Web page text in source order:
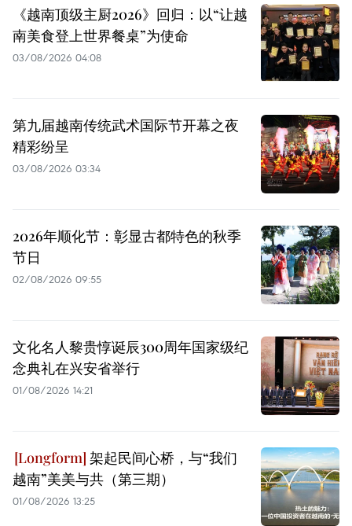
《越南顶级主厨2026》回归：以“让越
南美食登上世界餐桌”为使命
03/08/2026 04:08
第九届越南传统武术国际节开幕之夜
精彩纷呈
03/08/2026 03:34
2026年顺化节：彰显古都特色的秋季
节日
02/08/2026 09:55
文化名人黎贵惇诞辰300周年国家级纪
念典礼在兴安省举行
01/08/2026 14:21
架起民间心桥，与“我们
越南”美美与共（第三期）
01/08/2026 13:25